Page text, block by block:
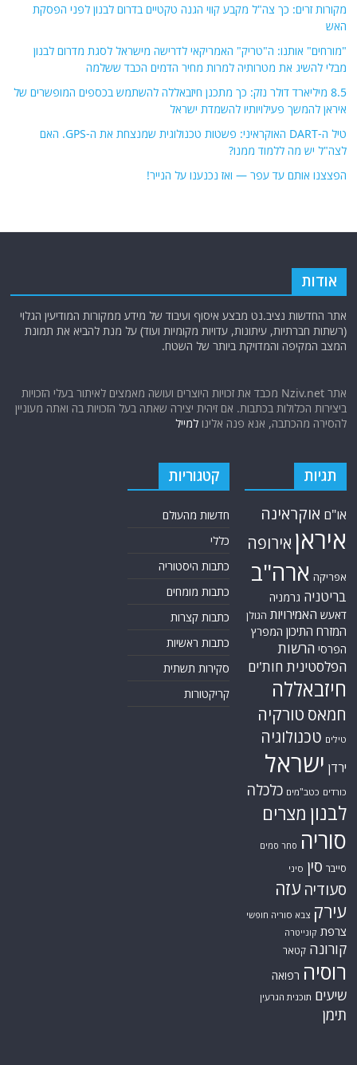
מקורות זרים: כך צה"ל מקבע קווי הגנה טקטיים בדרום לבנון לפני הפסקת
האש
"מורחים" אותנו: ה"טריק" האמריקאי לדרישה מישראל לסגת מדרום לבנון
מבלי להשיג את מטרותיה למרות מחיר הדמים הכבד ששלמה
8.5 מיליארד דולר נזק: כך מתכנן חיזבאללה להשתמש בכספים המופשרים של
איראן להמשך פעילויותיו להשמדת ישראל
טיל ה-DART האוקראיני: פשטות טכנולוגית שמנצחת את ה-GPS. האם
לצה"ל יש מה ללמוד ממנו?
הפצצנו אותם עד עפר — ואז נכנענו על הנייר!
אודות
אתר החדשות נציב.נט מבצע איסוף ועיבוד של מידע ממקורות המודיעין הגלוי
(רשתות חברתיות, עיתונות, עדויות מקומיות ועוד) על מנת להביא את תמונת
המצב המקיפה והמדויקת ביותר של השטח.
אתר Nziv.net מכבד את זכויות היוצרים ועושה מאמצים לאיתור בעלי הזכויות
ביצירות הכלולות בכתבות. אם זיהית יצירה שאתה בעל הזכויות בה ואתה מעוניין
להסירה מהכתבה, אנא פנה אלינולמייל
תגיות
או"ם אוקראינה
איראן אירופה
אפריקה ארה"ב
בריטניה גרמניה
דאעש האמירויות הגולן
המזרח התיכון המפרץ
הפרסי הרשות
הפלסטינית חות'ים
חיזבאללה
חמאס טורקיה
טילים טכנולוגיה
ירדן ישראל
כורדים כטב"מים כלכלה
לבנון מצרים
סוריה סחר סמים
סייבר סין סיני
סעודיה עזה
עירק צבא סוריה חופשי
צרפת קונייטרה
קורונה קטאר
רוסיה רפואה
שיעים תוכנית הגרעין
תימן
קטגוריות
חדשות מהעולם
כללי
כתבות היסטוריה
כתבות מומחים
כתבות קצרות
כתבות ראשיות
סקירות תשתית
קריקטורות